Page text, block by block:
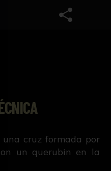
una cruz formada por
un querubin en la